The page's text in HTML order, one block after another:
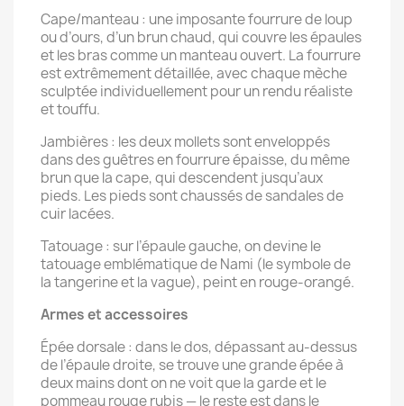
Cape/manteau : une imposante fourrure de loup
ou d’ours, d’un brun chaud, qui couvre les épaules
et les bras comme un manteau ouvert. La fourrure
est extrêmement détaillée, avec chaque mèche
sculptée individuellement pour un rendu réaliste
et touffu.
Jambières : les deux mollets sont enveloppés
dans des guêtres en fourrure épaisse, du même
brun que la cape, qui descendent jusqu’aux
pieds. Les pieds sont chaussés de sandales de
cuir lacées.
Tatouage : sur l’épaule gauche, on devine le
tatouage emblématique de Nami (le symbole de
la tangerine et la vague), peint en rouge-orangé.
Armes et accessoires
Épée dorsale : dans le dos, dépassant au-dessus
de l’épaule droite, se trouve une grande épée à
deux mains dont on ne voit que la garde et le
pommeau rouge rubis — le reste est dans le